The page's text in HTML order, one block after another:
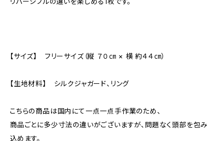
【サイズ】 フリーサイズ（縦 ７０㎝ × 横 約４４㎝）
【生地材料】 シルクジャガード、リング
こちらの商品は国内にて一点一点手作業のため、
商品ごとに多少寸法の違いがございますが、問題なく頭部を包み
込めます。